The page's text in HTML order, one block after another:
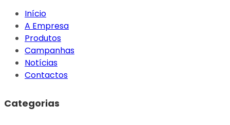
Início
A Empresa
Produtos
Campanhas
Notícias
Contactos
Categorias